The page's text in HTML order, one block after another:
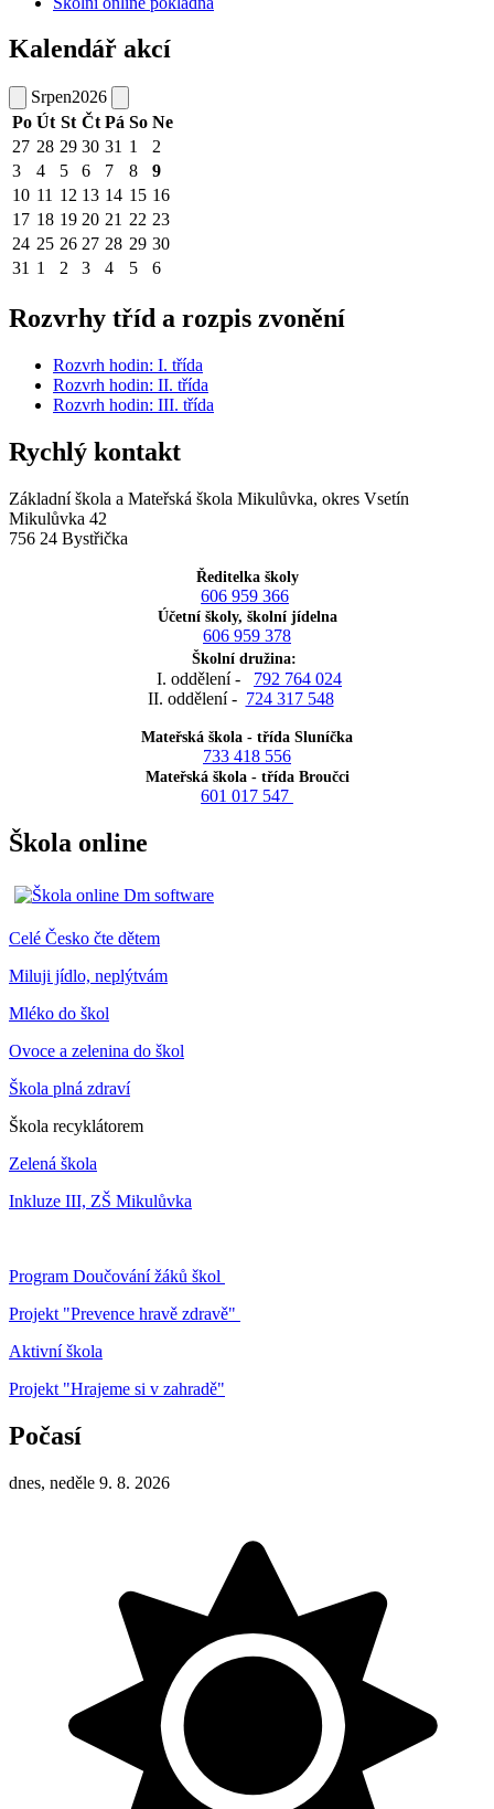
Kalendář akcí
Srpen2026
Po Út St Čt Pá So Ne
27 28 29 30 31 1
2
3
4 5 6 7 8
9
10 11 12 13 14 15 16
17 18 19 20 21 22 23
24 25 26 27 28 29 30
31 1 2 3 4 5 6
Rozvrhy tříd a rozpis zvonění
Rozvrh hodin: I. třída
Rozvrh hodin: II. třída
Rozvrh hodin: III. třída
Rychlý kontakt
Základní škola a Mateřská škola Mikulůvka, okres Vsetín
Mikulůvka 42
756 24 Bystřička
Ředitelka školy
606 959 366
Účetní školy, školní jídelna
606 959 378
Školní družina:
I. oddělení - 792 764 024
II. oddělení - 724 317 548
Mateřská škola - třída Sluníčka
733 418 556
Mateřská škola - třída Broučci
601 017 547
Škola online
Celé Česko čte dětem
Miluji jídlo, neplýtvám
Mléko do škol
Ovoce a zelenina do škol
Škola plná zdraví
Škola recyklátorem
Zelená škola
Inkluze III, ZŠ Mikulůvka
Program Doučování žáků škol
Projekt "Prevence hravě zdravě"
Aktivní škola
Projekt "Hrajeme si v zahradě"
Počasí
dnes, neděle 9. 8. 2026